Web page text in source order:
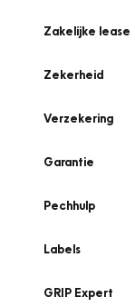
Zakelijke lease
Zekerheid
Verzekering
Garantie
Pechhulp
Labels
GRIP Expert